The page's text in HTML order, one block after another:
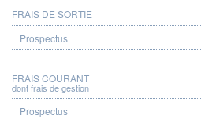
FRAIS DE SORTIE
FRAIS COURANT
dont frais de gestion